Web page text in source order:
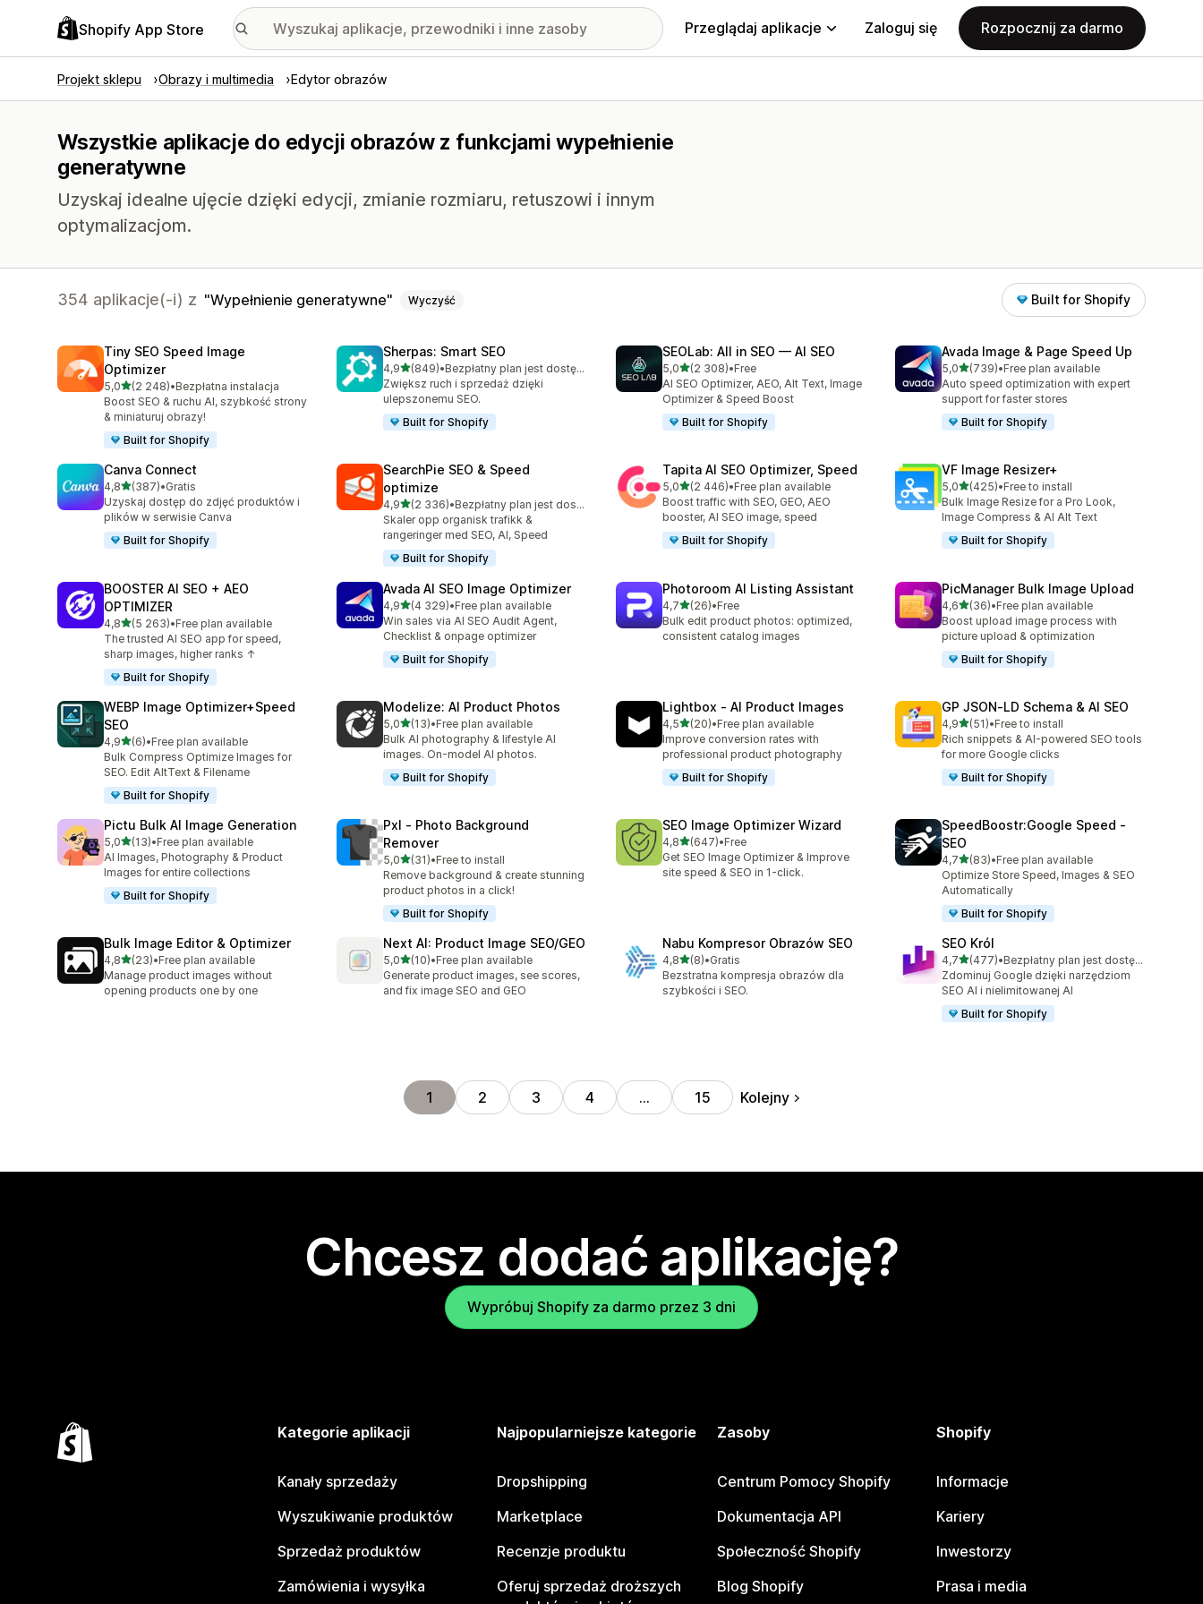
Shopify App Store Przeglądaj aplikacje Zaloguj się Rozpocznij za darmo
Projekt sklepu Obrazy i multimedia Edytor obrazów
Wszystkie aplikacje do edycji obrazów z funkcjami wypełnienie
generatywne
Uzyskaj idealne ujęcie dzięki edycji, zmianie rozmiaru, retuszowi i innym
optymalizacjom.
354 aplikacje(-i) z Wypełnienie generatywne Wyczyść Built for Shopify
Tiny SEO Speed Image
Optimizer
5,0na 5 gwiazdek
(2 248)
Łączna liczba recenzji: 2248
•Bezpłatna instalacja
Boost SEO & ruchu AI, szybkość strony
& miniaturuj obrazy!
Built for Shopify
Sherpas: Smart SEO
4,9na 5 gwiazdek
(849)
Łączna liczba recenzji: 849
•
Bezpłatny plan jest dostępny
Zwiększ ruch i sprzedaż dzięki
ulepszonemu SEO.
Built for Shopify
SEOLab: All in SEO — AI SEO
5,0na 5 gwiazdek
(2 308)
Łączna liczba recenzji: 2308
•Free
AI SEO Optimizer, AEO, Alt Text, Image
Optimizer & Speed Boost
Built for Shopify
Avada Image & Page Speed Up
5,0na 5 gwiazdek
(739)
Łączna liczba recenzji: 739
•Free plan available
Auto speed optimization with expert
support for faster stores
Built for Shopify
Canva Connect
4,8na 5 gwiazdek
(387)
Łączna liczba recenzji: 387
•Gratis
Uzyskaj dostęp do zdjęć produktów i
plików w serwisie Canva
Built for Shopify
SearchPie SEO & Speed
optimize
4,9na 5 gwiazdek
(2 336)
Łączna liczba recenzji: 2336
•
Bezpłatny plan jest dostępny
Skaler opp organisk trafikk &
rangeringer med SEO, AI, Speed
Built for Shopify
Tapita AI SEO Optimizer, Speed
5,0na 5 gwiazdek
(2 446)
Łączna liczba recenzji: 2446
•Free plan available
Boost traffic with SEO, GEO, AEO
booster, AI SEO image, speed
Built for Shopify
VF Image Resizer+
5,0na 5 gwiazdek
(425)
Łączna liczba recenzji: 425
•Free to install
Bulk Image Resize for a Pro Look,
Image Compress & AI Alt Text
Built for Shopify
BOOSTER AI SEO + AEO
OPTIMIZER
4,8na 5 gwiazdek
(5 263)
Łączna liczba recenzji: 5263
•Free plan available
The trusted AI SEO app for speed,
sharp images, higher ranks ↑
Built for Shopify
Avada AI SEO Image Optimizer
4,9na 5 gwiazdek
(4 329)
Łączna liczba recenzji: 4329
•Free plan available
Win sales via AI SEO Audit Agent,
Checklist & onpage optimizer
Built for Shopify
Photoroom AI Listing Assistant
4,7na 5 gwiazdek
(26)
Łączna liczba recenzji: 26
•Free
Bulk edit product photos: optimized,
consistent catalog images
PicManager Bulk Image Upload
4,6na 5 gwiazdek
(36)
Łączna liczba recenzji: 36
•Free plan available
Boost upload image process with
picture upload & optimization
Built for Shopify
WEBP Image Optimizer+Speed
SEO
4,9na 5 gwiazdek
(6)
Łączna liczba recenzji: 6
•Free plan available
Bulk Compress Optimize Images for
SEO. Edit AltText & Filename
Built for Shopify
Modelize: AI Product Photos
5,0na 5 gwiazdek
(13)
Łączna liczba recenzji: 13
•Free plan available
Bulk AI photography & lifestyle AI
images. On-model AI photos.
Built for Shopify
Lightbox ‑ AI Product Images
4,5na 5 gwiazdek
(20)
Łączna liczba recenzji: 20
•Free plan available
Improve conversion rates with
professional product photography
Built for Shopify
GP JSON‑LD Schema & AI SEO
4,9na 5 gwiazdek
(51)
Łączna liczba recenzji: 51
•Free to install
Rich snippets & AI-powered SEO tools
for more Google clicks
Built for Shopify
Pictu Bulk AI Image Generation
5,0na 5 gwiazdek
(13)
Łączna liczba recenzji: 13
•Free plan available
AI Images, Photography & Product
Images for entire collections
Built for Shopify
Pxl ‑ Photo Background
Remover
5,0na 5 gwiazdek
(31)
Łączna liczba recenzji: 31
•Free to install
Remove background & create stunning
product photos in a click!
Built for Shopify
SEO Image Optimizer Wizard
4,8na 5 gwiazdek
(647)
Łączna liczba recenzji: 647
•Free
Get SEO Image Optimizer & Improve
site speed & SEO in 1-click.
SpeedBoostr:Google Speed ‑
SEO
4,7na 5 gwiazdek
(83)
Łączna liczba recenzji: 83
•Free plan available
Optimize Store Speed, Images & SEO
Automatically
Built for Shopify
Bulk Image Editor & Optimizer
4,8na 5 gwiazdek
(23)
Łączna liczba recenzji: 23
•Free plan available
Manage product images without
opening products one by one
Next AI: Product Image SEO/GEO
5,0na 5 gwiazdek
(10)
Łączna liczba recenzji: 10
•Free plan available
Generate product images, see scores,
and fix image SEO and GEO
Nabu Kompresor Obrazów SEO
4,8na 5 gwiazdek
(8)
Łączna liczba recenzji: 8
•Gratis
Bezstratna kompresja obrazów dla
szybkości i SEO.
SEO Król
4,7na 5 gwiazdek
(477)
Łączna liczba recenzji: 477
•
Bezpłatny plan jest dostępny
Zdominuj Google dzięki narzędziom
SEO AI i nielimitowanej AI
Built for Shopify
1 2 3 4 … 15 Kolejny
Chcesz dodać aplikację?
Wypróbuj Shopify za darmo przez 3 dni
Kategorie aplikacji
Kanały sprzedaży
Wyszukiwanie produktów
Sprzedaż produktów
Zamówienia i wysyłka
Najpopularniejsze kategorie
Dropshipping
Marketplace
Recenzje produktu
Oferuj sprzedaż droższych
Zasoby
Centrum Pomocy Shopify
Dokumentacja API
Społeczność Shopify
Blog Shopify
Shopify
Informacje
Kariery
Inwestorzy
Prasa i media